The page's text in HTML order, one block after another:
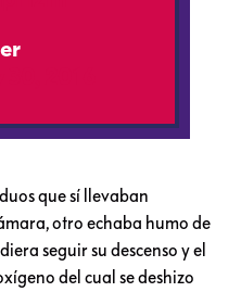
que sí llevaban
otro echaba humo de
seguir su descenso y el
del cual se deshizo